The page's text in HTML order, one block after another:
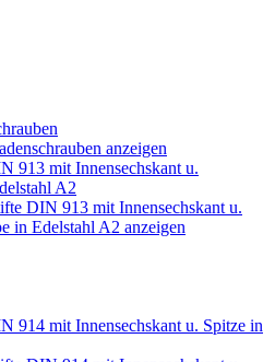
anzeigen
913 mit Innensechskant u.
A2
DIN 913 mit Innensechskant u.
in Edelstahl A2 anzeigen
914 mit Innensechskant u. Spitze in